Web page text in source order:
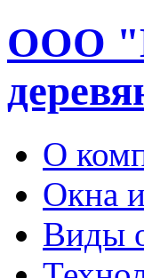
ООО
О
Окна
Виды